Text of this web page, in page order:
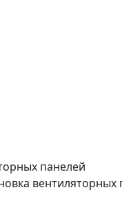
панелей
вентиляторных